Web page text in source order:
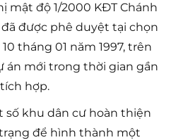
độ 1/2000 KĐT Chánh
được phê duyệt tại chọn
10 tháng 01 năm 1997, trên
án mới trong thời gian gần
hợp.
số khu dân cư hoàn thiện
để hình thành một